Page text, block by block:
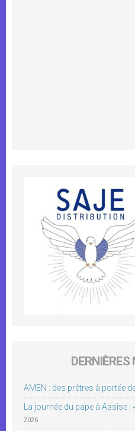
DERNIÈRES
AMEN : des prêtres à portée
La journée du pape à Assise :
2026